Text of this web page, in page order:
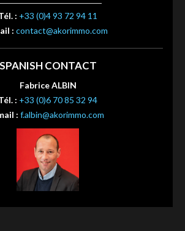
: +33 (0)4 93 72 94 11
: contact@akorimmo.com
SPANISH CONTACT
Fabrice ALBIN
: +33 (0)6 70 85 32 94
: f.albin@akorimmo.com